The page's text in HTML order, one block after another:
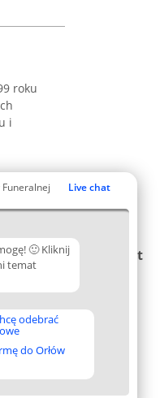
Funeralnej Live chat
🙂 Kliknij
temat
odebrać
do Orłów
roku
i
Plebiscyt
Regulamin
Kontakt